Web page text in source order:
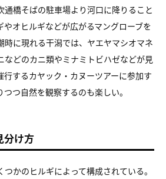
通橋そばの駐車場より河口に降りること
やオヒルギなどが広がるマングローブを
時に現れる干潟では、ヤエヤマシオマネ
などのカニ類やミナミトビハゼなどが見
行するカヤック・カヌーツアーに参加す
つ自然を観察するのも楽しい。
分け方
かのヒルギによって構成されている。